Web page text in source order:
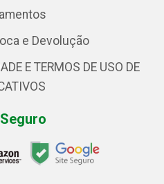
e Devolução
E TERMOS DE USO DE